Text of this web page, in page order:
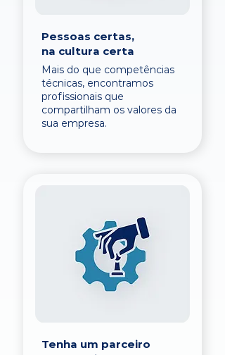
Pessoas certas,
na cultura certa
Mais do que competências
técnicas, encontramos
profissionais que
compartilham os valores da
sua empresa.
Tenha um parceiro